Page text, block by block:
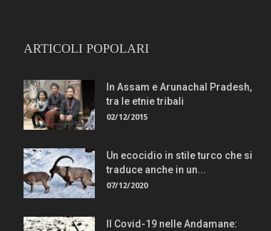
ARTICOLI POPOLARI
In Assam e Arunachal Pradesh,
tra le etnie tribali
02/12/2015
Un ecocidio in stile turco che si
traduce anche in un...
07/12/2020
Il Covid-19 nelle Andamane: